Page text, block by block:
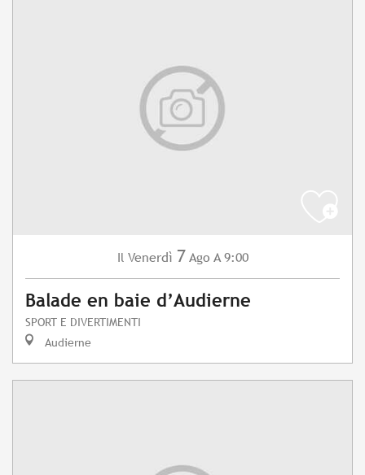
Il Venerdì 7 Ago A 9:00
Balade en baie d’Audierne
SPORT E DIVERTIMENTI
Audierne